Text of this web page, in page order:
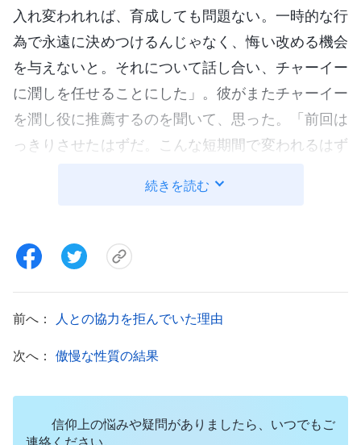
入れ変われれば、育成しても問題ない。一時的な行
為で永遠に決めつけるんじゃなく、悔い改める機会
を与えないと。それについて話し合い、チャーイー
に潤しを任せることにした」。彼がまたチャーイー
を潤し役に推薦するのを聞いて、思った。「前回は
っきりさせたはずだ。こんな短期間で変われるはず
いる。どうして言うことを聞かないんだ？ そうす
けど、あくまで自分の考えにこだわるのを見た指導
者が、厳しい口調で言った。「私たちはチャーイー
いた。反省して自己認識し、悔い改めて変わろうと
している。彼女に本分を任せ、悔い改める機会を与
目。あなたは彼女が傲慢だと言うけど、傲慢な人は
神の家で育成を許されないといつ決まったの？ チ
続きを読む
前へ： 人との協力を拒んでいた理由
次へ： 傲慢な性質の結果
信仰上の悩みや疑問がありましたら、いつでもご
連絡ください。